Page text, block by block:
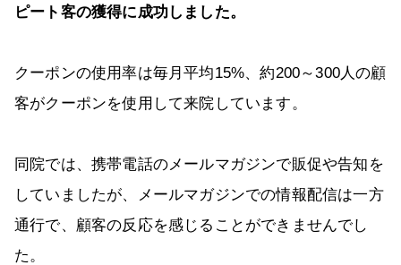
ピート客の獲得に成功しました。
クーポンの使用率は毎月平均15%、約200～300人の顧
客がクーポンを使用して来院しています。
同院では、携帯電話のメールマガジンで販促や告知を
していましたが、メールマガジンでの情報配信は一方
通行で、顧客の反応を感じることができませんでし
た。